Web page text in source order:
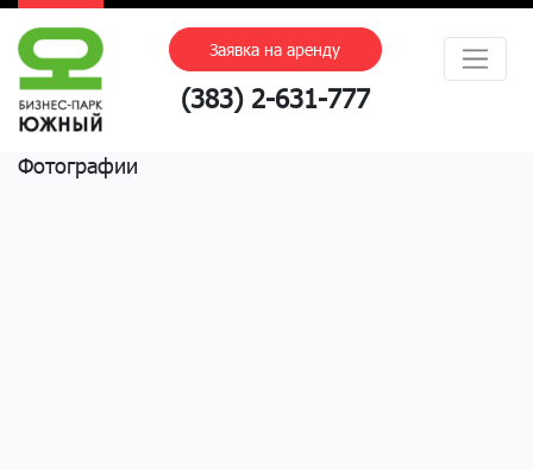
Заявка на аренду
(383) 2-631-777
Фотографии